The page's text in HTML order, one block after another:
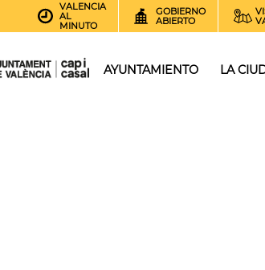
VALENCIA
AL
MINUTO
GOBIERNO
ABIERTO
AYUNTAMIENTO LA